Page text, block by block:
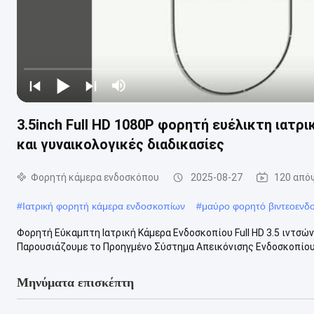
3.5inch Full HD 1080P φορητή ευέλικτη
και γυναικολογικές διαδικασίες
Φορητή κάμερα ενδοσκόπου 2025-08-27 120
#Ιατρική φορητή κάμερα ενδοσκοπίων #μαύρο φορητό
Φορητή Εύκαμπτη Ιατρική Κάμερα Ενδοσκοπίου Full HD 3.5
Παρουσιάζουμε το Προηγμένο Σύστημα Απεικόνισης Ενδοσκοπίου
Μηνύματα επισκέπτη